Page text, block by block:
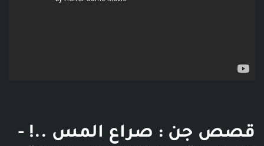
قصص جن : صراع المس ..! -